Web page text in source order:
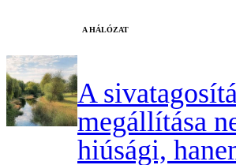
A HÁLÓZAT
A
megállítása
hiúsági,